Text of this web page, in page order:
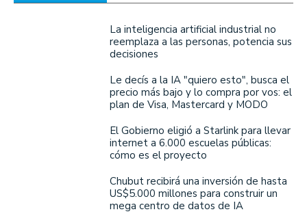
La inteligencia artificial industrial no
reemplaza a las personas, potencia sus
decisiones
Le decís a la IA "quiero esto", busca el
precio más bajo y lo compra por vos: el
plan de Visa, Mastercard y MODO
El Gobierno eligió a Starlink para llevar
internet a 6.000 escuelas públicas:
cómo es el proyecto
Chubut recibirá una inversión de hasta
US$5.000 millones para construir un
mega centro de datos de IA